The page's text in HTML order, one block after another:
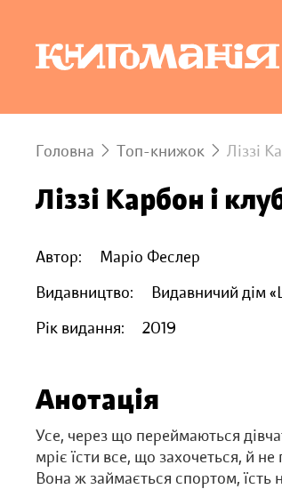
Головна Топ-книжок Ліззі
Ліззі Карбон і
Автор:
Маріо Феслер
Видавництво:
Видавничий дім
Рік видання:
2019
Анотація
Усе, через що переймаються
мріє їсти все, що захочеться, й
Вона ж займається спортом, їсть